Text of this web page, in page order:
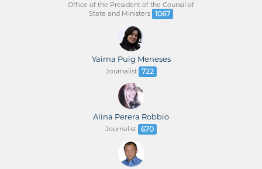
Office of the President of the Counsil of
State and Ministers 1067
Yaima Puig Meneses
Journalist 722
Alina Perera Robbio
Journalist 670